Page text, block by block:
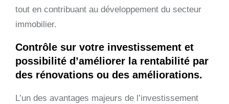
tout en contribuant au développement du secteur
immobilier.
Contrôle sur votre investissement et
possibilité d’améliorer la rentabilité par
des rénovations ou des améliorations.
L’un des avantages majeurs de l’investissement